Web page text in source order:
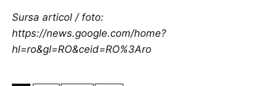
Sursa articol / foto:
https://news.google.com/home?
hl=ro&gl=RO&ceid=RO%3Aro